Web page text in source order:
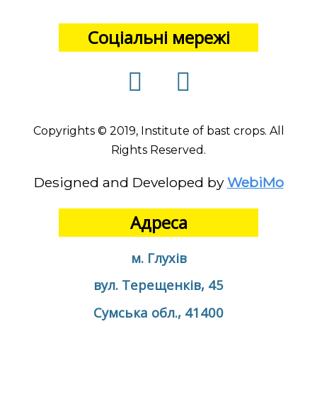
Соціальні мережі
Copyrights © 2019, Institute of bast crops. All
Rights Reserved.
Designed and Developed by WebiMo
Адреса
м. Глухів
вул. Терещенків, 45
Сумська обл., 41400